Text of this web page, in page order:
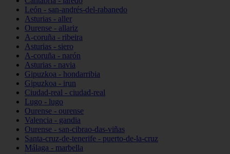
León - san-andrés-del-rabanedo
Asturias - aller
Ourense - allariz
A-coruña - ribeira
Asturias - siero
A-coruña - narón
Asturias - navia
Gipuzkoa - hondarribia
Gipuzkoa - irun
Ciudad-real - ciudad-real
Lugo - lugo
Ourense - ourense
Valencia - gandia
Ourense - san-cibrao-das-viñas
Santa-cruz-de-tenerife - puerto-de-la-cruz
Málaga - marbella